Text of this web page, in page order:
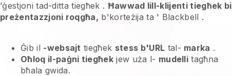
’ġestjoni tad-ditta tiegħek . Ħawwad lill-klijenti tiegħek bi
preżentazzjoni roqgħa, b'korteżija ta ' Blackbell .
Ġib il -websajt tiegħek stess b'URL tal- marka .
Oħloq il-paġni tiegħek jew uża l- mudelli tagħna
bħala gwida.